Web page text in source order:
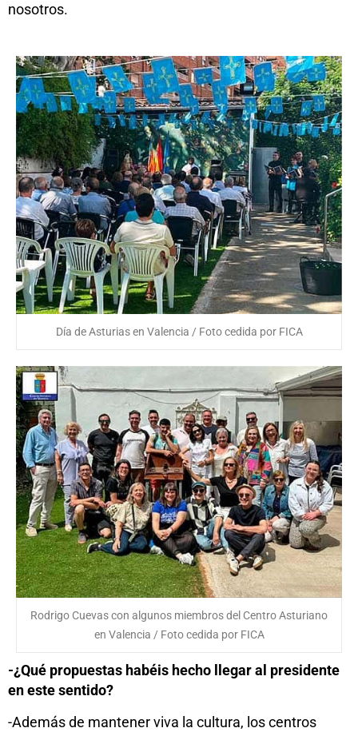
nosotros.
Día de Asturias en Valencia / Foto cedida por FICA
Rodrigo Cuevas con algunos miembros del Centro Asturiano
en Valencia / Foto cedida por FICA
-¿Qué propuestas habéis hecho llegar al presidente
en este sentido?
-Además de mantener viva la cultura, los centros